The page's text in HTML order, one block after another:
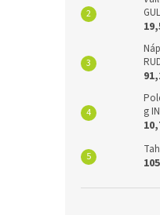
g